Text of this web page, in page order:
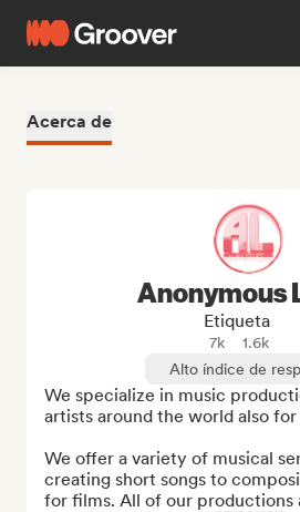
Acerca de
Anonymous
Etiqueta
7k
1.6k
Alto índice de
We specialize in music
artists around the world also for
We offer a variety of musical
creating short songs to
for films. All of our productions